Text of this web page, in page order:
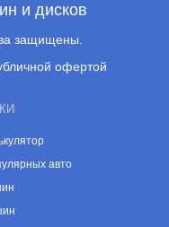
и дисков
защищены.
офертой
авто